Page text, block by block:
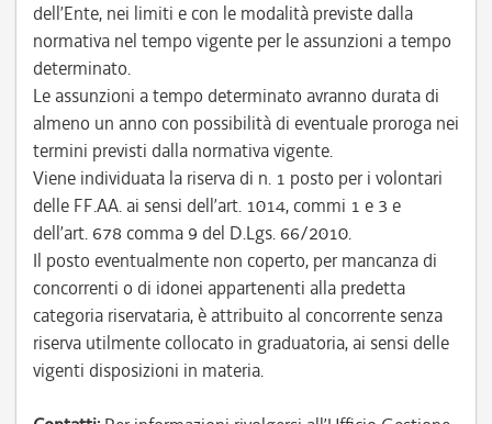
dell’Ente, nei limiti e con le modalità previste dalla
normativa nel tempo vigente per le assunzioni a tempo
determinato.
Le assunzioni a tempo determinato avranno durata di
almeno un anno con possibilità di eventuale proroga nei
termini previsti dalla normativa vigente.
Viene individuata la riserva di n. 1 posto per i volontari
delle FF.AA. ai sensi dell’art. 1014, commi 1 e 3 e
dell’art. 678 comma 9 del D.Lgs. 66/2010.
Il posto eventualmente non coperto, per mancanza di
concorrenti o di idonei appartenenti alla predetta
categoria riservataria, è attribuito al concorrente senza
riserva utilmente collocato in graduatoria, ai sensi delle
vigenti disposizioni in materia.